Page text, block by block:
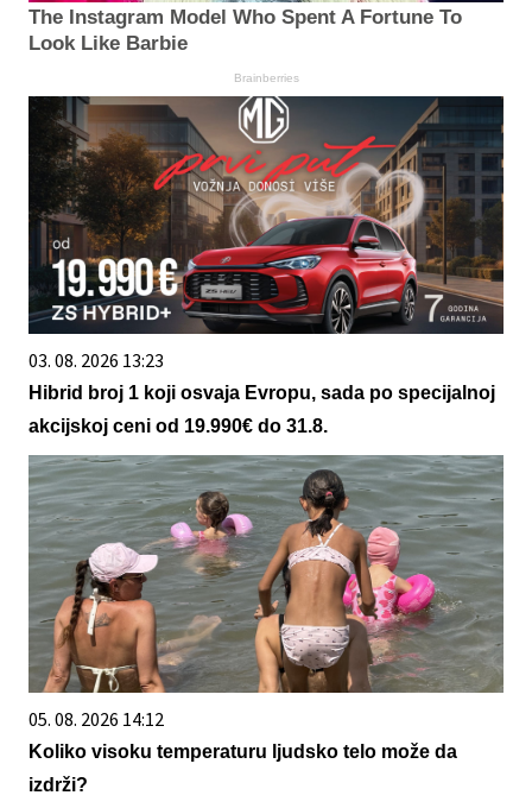
The Instagram Model Who Spent A Fortune To
Look Like Barbie
Brainberries
03. 08. 2026 13:23
Hibrid broj 1 koji osvaja Evropu, sada po specijalnoj
akcijskoj ceni od 19.990€ do 31.8.
05. 08. 2026 14:12
Koliko visoku temperaturu ljudsko telo može da
izdrži?